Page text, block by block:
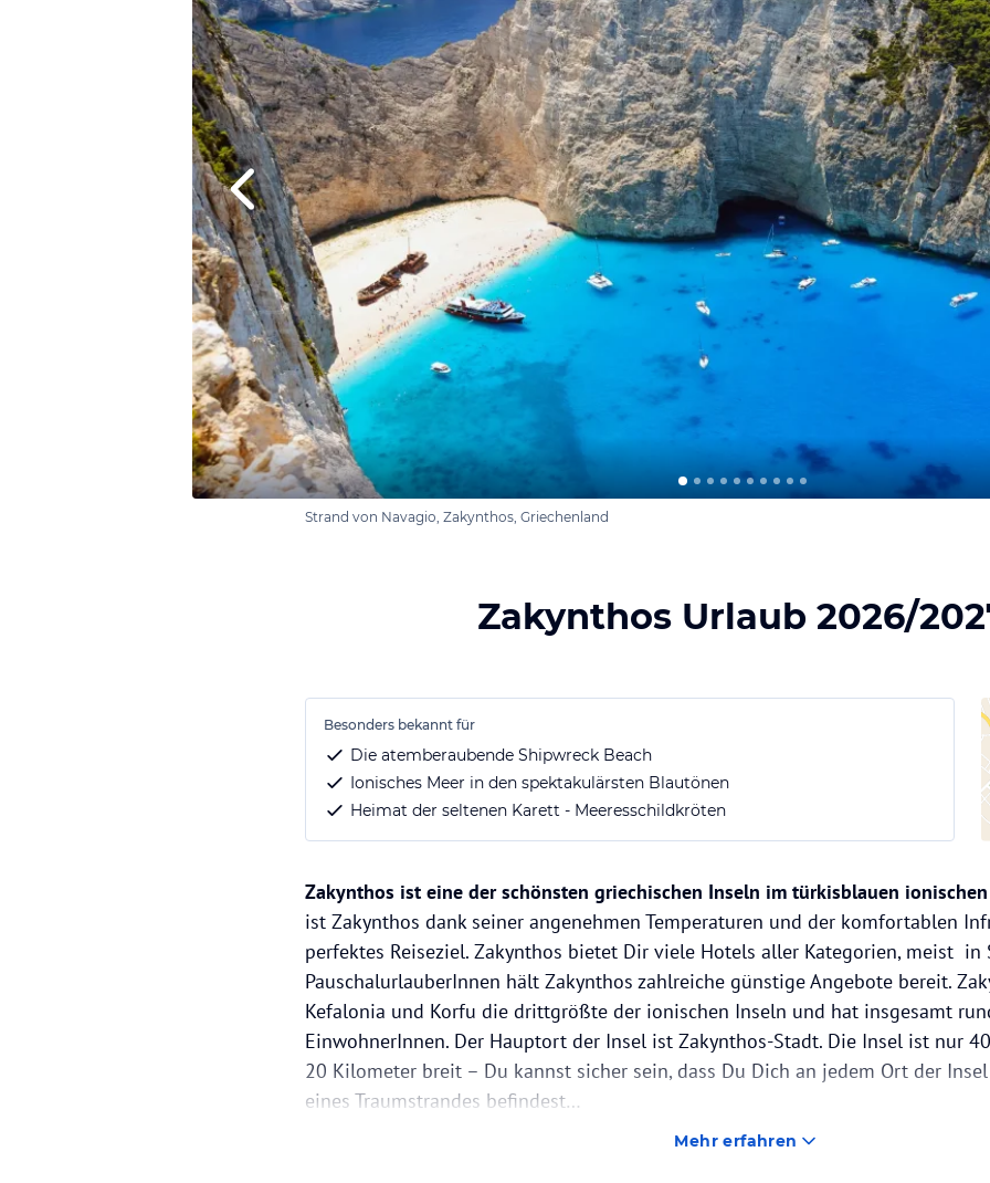
Strand von Navagio, Zakynthos, Griechenland
Zakynthos Urlaub 2026/
Besonders bekannt für
Die atemberaubende Shipwreck Beach
Ionisches Meer in den spektakulärsten Blautönen
Heimat der seltenen Karett - Meeresschildkröten
Zakynthos ist eine der schönsten griechischen Inseln im türkisblauen
ist Zakynthos dank seiner angenehmen Temperaturen und der komfortablen
perfektes Reiseziel. Zakynthos bietet Dir viele Hotels aller Kategorien, meist in
PauschalurlauberInnen hält Zakynthos zahlreiche günstige Angebote bereit.
Kefalonia und Korfu die drittgrößte der ionischen Inseln und hat insgesamt
EinwohnerInnen. Der Hauptort der Insel ist Zakynthos-Stadt. Die Insel ist nur
20 Kilometer breit – Du kannst sicher sein, dass Du Dich an jedem Ort der
eines Traumstrandes befindest…
Zakynthos-Stadt ist das touristische Zentrum und gleichzeitig der wichtigste
Mehr erfahren